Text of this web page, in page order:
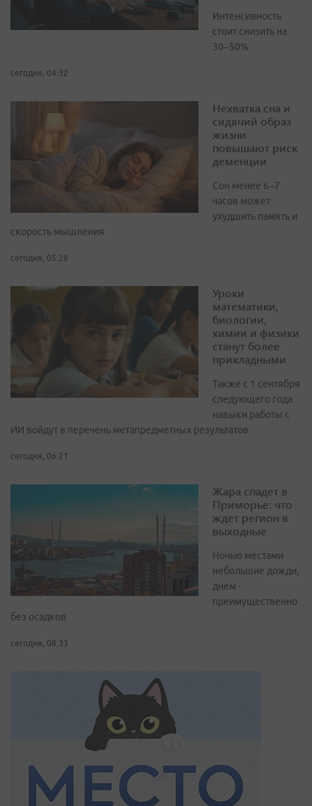
Интенсивность
стоит снизить на
30–50%
сегодня, 04:32
Нехватка сна и
сидячий образ
жизни
повышают риск
деменции
Сон менее 6–7
часов может
ухудшить память и
скорость мышления
сегодня, 05:28
Уроки
математики,
биологии,
химии и физики
станут более
прикладными
Также с 1 сентября
следующего года
навыки работы с
ИИ войдут в перечень метапредметных результатов
сегодня, 06:21
Жара спадет в
Приморье: что
ждет регион в
выходные
Ночью местами
небольшие дожди,
днем -
преимущественно
без осадков
сегодня, 08:33